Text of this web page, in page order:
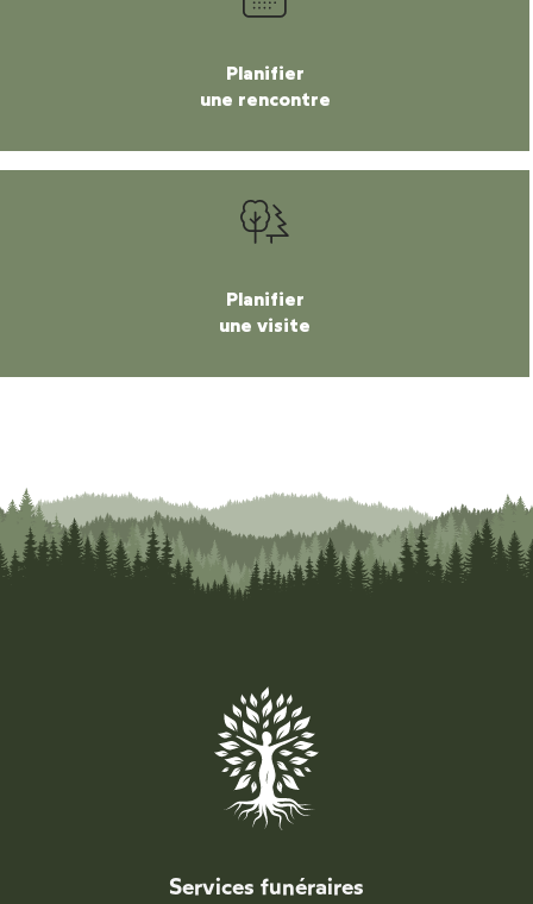
Planifier
une rencontre
Planifier
une visite
Services funéraires